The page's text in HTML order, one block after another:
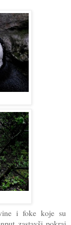
i foke koje su